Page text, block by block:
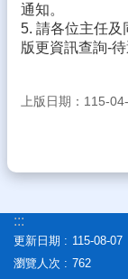
學
生
專
宣
關
連
通知。
5. 請各位主任及
版更資訊查詢-待
上版日期：115-
:::
更新日期
115-08-07
瀏覽人次
762